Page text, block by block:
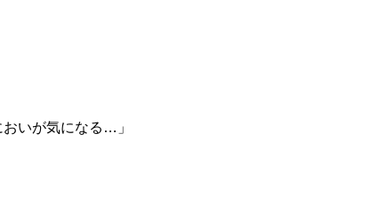
いが気になる…」